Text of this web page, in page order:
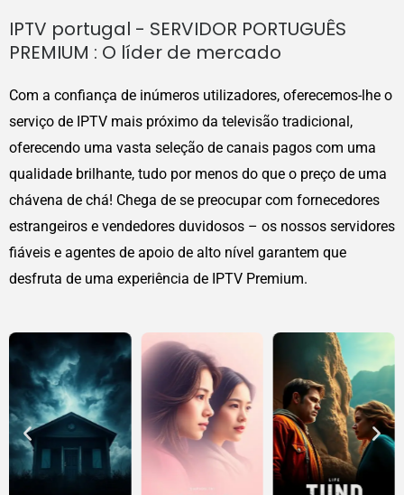
IPTV portugal - SERVIDOR PORTUGUÊS
PREMIUM : O líder de mercado
Com a confiança de inúmeros utilizadores, oferecemos-lhe o
serviço de IPTV mais próximo da televisão tradicional,
oferecendo uma vasta seleção de canais pagos com uma
qualidade brilhante, tudo por menos do que o preço de uma
chávena de chá! Chega de se preocupar com fornecedores
estrangeiros e vendedores duvidosos – os nossos servidores
fiáveis e agentes de apoio de alto nível garantem que
desfruta de uma experiência de IPTV Premium.